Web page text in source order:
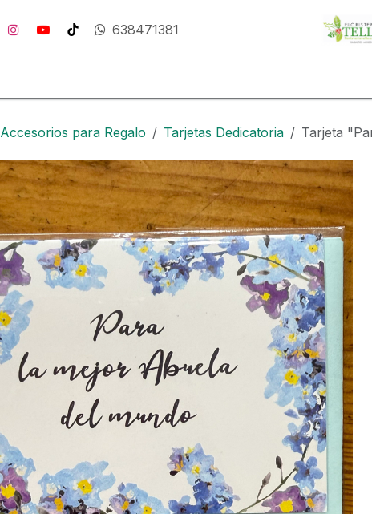
638471381
Accesorios para Regalo Tarjetas Dedicatoria Tarjeta